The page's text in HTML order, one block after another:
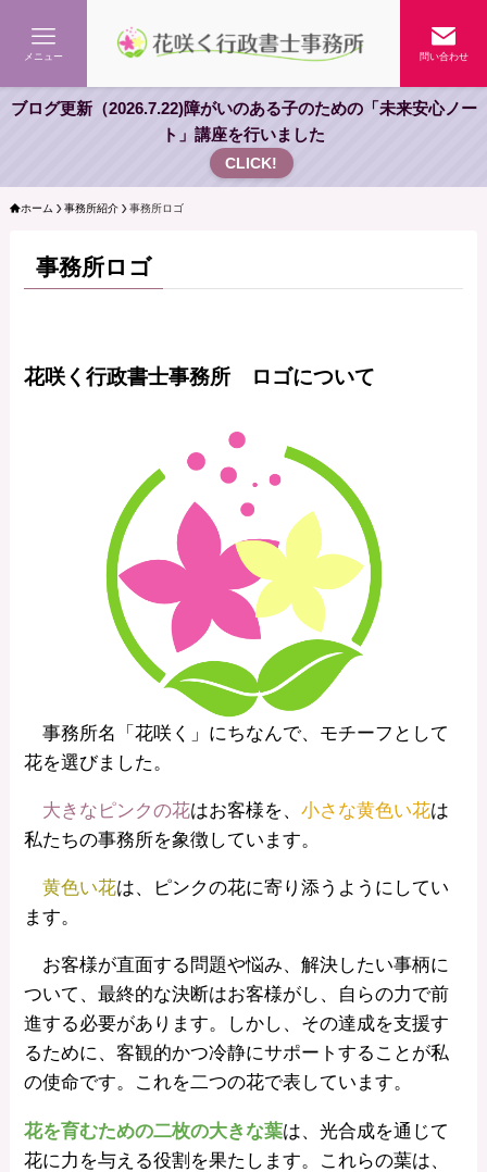
問い合わせ
メニュー
ブログ更新（2026.7.22)障がいのある子のための「未来安心ノー
ト」講座を行いました
CLICK!
ホーム 事務所紹介 事務所ロゴ
事務所ロゴ
花咲く行政書士事務所 ロゴについて
事務所名「花咲く」にちなんで、モチーフとして
花を選びました。
大きなピンクの花はお客様を、小さな黄色い花は
私たちの事務所を象徴しています。
黄色い花は、ピンクの花に寄り添うようにしてい
ます。
お客様が直面する問題や悩み、解決したい事柄に
ついて、最終的な決断はお客様がし、自らの力で前
進する必要があります。しかし、その達成を支援す
るために、客観的かつ冷静にサポートすることが私
の使命です。これを二つの花で表しています。
花を育むための二枚の大きな葉は、光合成を通じて
花に力を与える役割を果たします。これらの葉は、